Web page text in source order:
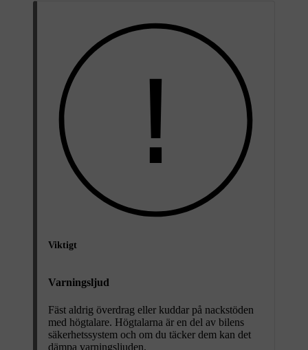
Viktigt
Varningsljud
Fäst aldrig överdrag eller kuddar på nackstöden
med högtalare. Högtalarna är en del av bilens
säkerhetssystem och om du täcker dem kan det
dämpa varningsljuden.